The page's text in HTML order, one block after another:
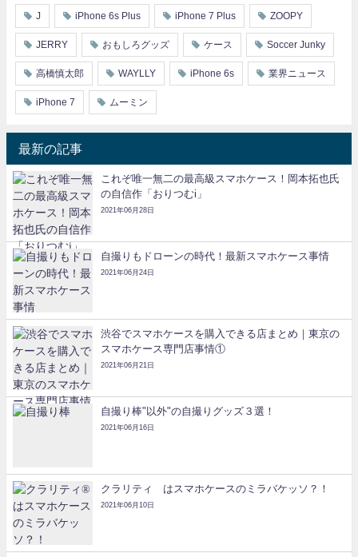
J iPhone 6s Plus iPhone 7 Plus ZOOPY
JERRY おもしろグッズ ケース Soccer Junky
高橋慎太郎 WAYLLY iPhone 6s 業界ニュース
iPhone 7 ムーミン
最新の記事
これぞ唯一無二の最高級スマホケース！岡本拓也氏
の自信作「おりつむi」
2021年06月28日
自撮りもドローンの時代！最新スマホケース事情
2021年06月24日
渋谷でスマホケースを購入できる店まとめ｜東京の
スマホケース専門店事情①
2021年06月21日
自撮り棒"以外"の自撮りグッズ３選！
2021年06月16日
クラリティ®はスマホケースのミラバケッソ？！
2021年06月10日